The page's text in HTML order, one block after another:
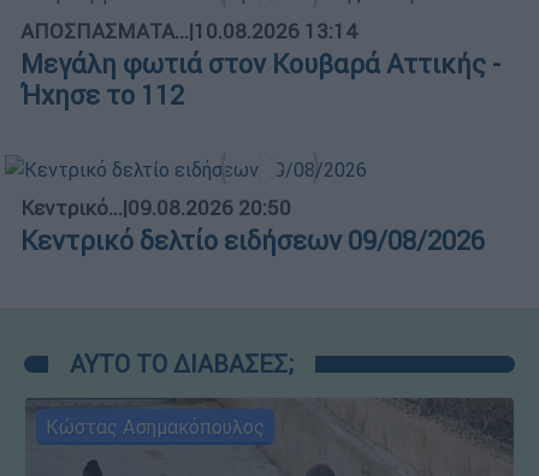
ΑΠΟΣΠΑΣΜΑΤΑ...|10.08.2026 13:14
Μεγάλη φωτιά στον Κουβαρά Αττικής -
Ήχησε το 112
Κεντρικό...|09.08.2026 20:50
Κεντρικό δελτίο ειδήσεων 09/08/2026
ΑΥΤΟ ΤΟ ΔΙΑΒΑΣΕΣ;
Κώστας Ασημακόπουλος